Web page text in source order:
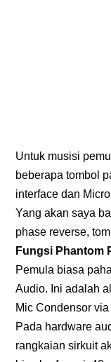
Untuk musisi
beberapa tombol
interface dan
Yang akan saya
phase reverse,
Fungsi Phantom
Pemula biasa
Audio. Ini adalah
Mic Condensor
Pada hardware
rangkaian sirkuit